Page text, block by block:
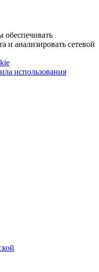
и анализировать сетевой
использования